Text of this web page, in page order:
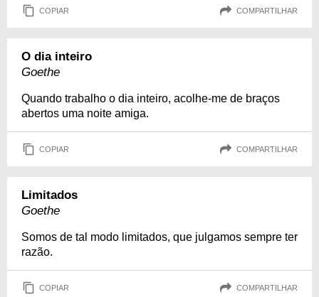
COPIAR COMPARTILHAR
O dia inteiro
Goethe
Quando trabalho o dia inteiro, acolhe-me de braços
abertos uma noite amiga.
COPIAR COMPARTILHAR
Limitados
Goethe
Somos de tal modo limitados, que julgamos sempre ter
razão.
COPIAR COMPARTILHAR